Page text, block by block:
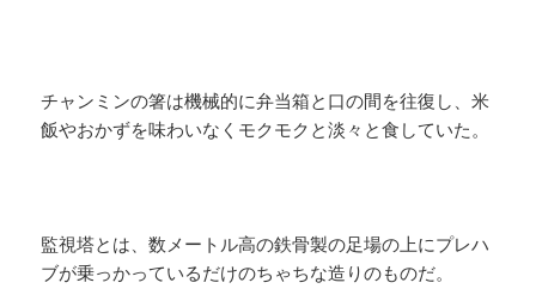
チャンミンの箸は機械的に弁当箱と口の間を往復し、米
飯やおかずを味わいなくモクモクと淡々と食していた。
監視塔とは、数メートル高の鉄骨製の足場の上にプレハ
ブが乗っかっているだけのちゃちな造りのものだ。